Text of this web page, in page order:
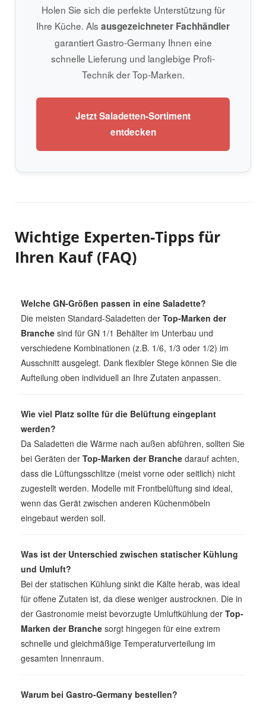
Holen Sie sich die perfekte Unterstützung für
Ihre Küche. Als ausgezeichneter Fachhändler
garantiert Gastro-Germany Ihnen eine
schnelle Lieferung und langlebige Profi-
Technik der Top-Marken.
Jetzt Saladetten-Sortiment
entdecken
Wichtige Experten-Tipps für
Ihren Kauf (FAQ)
Welche GN-Größen passen in eine Saladette?
Die meisten Standard-Saladetten der Top-Marken der
Branche sind für GN 1/1 Behälter im Unterbau und
verschiedene Kombinationen (z.B. 1/6, 1/3 oder 1/2) im
Ausschnitt ausgelegt. Dank flexibler Stege können Sie die
Aufteilung oben individuell an Ihre Zutaten anpassen.
Wie viel Platz sollte für die Belüftung eingeplant
werden?
Da Saladetten die Wärme nach außen abführen, sollten Sie
bei Geräten der Top-Marken der Branche darauf achten,
dass die Lüftungsschlitze (meist vorne oder seitlich) nicht
zugestellt werden. Modelle mit Frontbelüftung sind ideal,
wenn das Gerät zwischen anderen Küchenmöbeln
eingebaut werden soll.
Was ist der Unterschied zwischen statischer Kühlung
und Umluft?
Bei der statischen Kühlung sinkt die Kälte herab, was ideal
für offene Zutaten ist, da diese weniger austrocknen. Die in
der Gastronomie meist bevorzugte Umluftkühlung der Top-
Marken der Branche sorgt hingegen für eine extrem
schnelle und gleichmäßige Temperaturverteilung im
gesamten Innenraum.
Warum bei Gastro-Germany bestellen?